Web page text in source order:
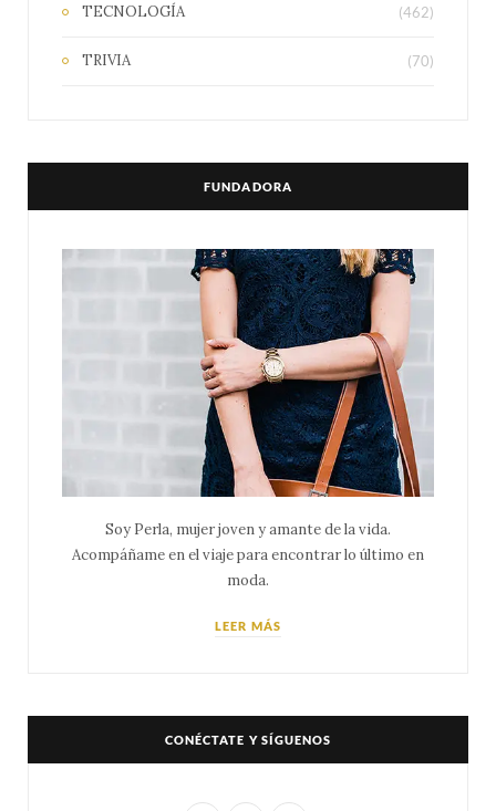
TECNOLOGÍA (462)
TRIVIA (70)
FUNDADORA
Soy Perla, mujer joven y amante de la vida.
Acompáñame en el viaje para encontrar lo último en
moda.
LEER MÁS
CONÉCTATE Y SÍGUENOS